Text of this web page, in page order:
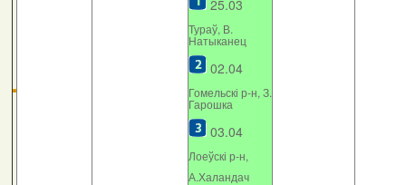
25.03
Тураў, В.
Натыканец
02.04
Гомельскі р-н, З.
Гарошка
03.04
Лоеўскі р-н,
А.Халандач